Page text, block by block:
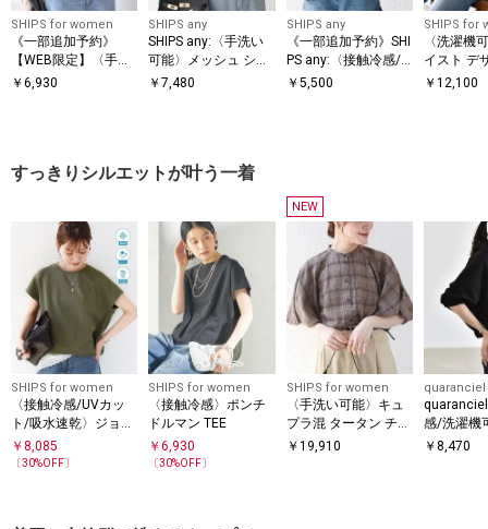
SHIPS for women
《一部追加予約》
【WEB限定】〈手洗
い可能〉アイレット
￥ 6,930
SHIPS any
SHIPS any:〈手洗い
可能〉メッシュ シア
ー ハンカチ スリーブ
￥7,480
SHIPS any
《一部追加予約》SHI
PS any:〈接触冷感/
汗染み防止加工/洗濯
￥ 5,500
SHIPS for
〈洗濯機
イスト デ
ー ドッキ
￥12,100
すっきりシルエットが叶う一着
SHIPS for women
〈接触冷感/UVカッ
ト/吸水速乾〉ジョー
ゼット サイド タック
フォルム スリーブ プ
￥ 8,085
〔30%OFF〕
SHIPS for women
〈接触冷感〉ポンチ
ドルマン TEE
￥6,930
〔30%OFF〕
NEW
SHIPS for women
〈手洗い可能〉キュ
プラ混 タータン チェ
ック ブラウス
￥ 19,910
quaranciel
感/洗濯機
ク ミック
￥8,470